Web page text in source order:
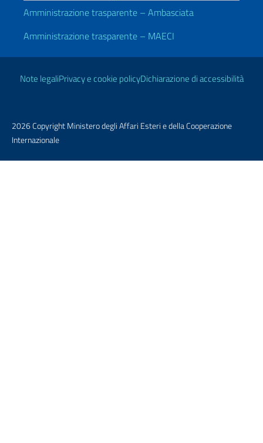
Amministrazione trasparente – Ambasciata
Amministrazione trasparente – MAECI
Link Utili
Note legaliPrivacy e cookie policyDichiarazione di accessibilità
2026 Copyright Ministero degli Affari Esteri e della Cooperazione
Internazionale